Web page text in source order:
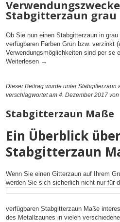
Stabgitterzaun grau
Ob Sie nun einen Stabgitterzaun in
verfügbaren Farben Grün bzw. verzinkt
Verwendungsmöglichkeiten sind per se
Weiterlesen →
Dieser Beitrag wurde unterStabgitterzaun
verschlagwortet am 4. Dezember 2017 von
Stabgitterzaun Maße
Ein Überblick
Stabgitterzaun
Wenn Sie einen Gitterzaun auf Ihrem
werden Sie sich sicherlich nicht nur für
verfügbaren Stabgitterzaun Maße
des Metallzaunes in vielen